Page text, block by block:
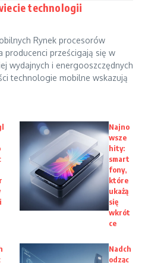
technologii
Rynek procesorów
producenci prześcigają się w
wydajnych i energooszczędnych
technologie mobilne wskazują
Najno
wsze
hity:
smart
fony,
które
ukażą
się
wkrót
ce
Nadch
odząc